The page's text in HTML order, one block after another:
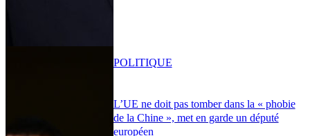
L’UE ne doit pas tomber dans la « phobie
de la Chine », met en garde un député
européen
POLITIQUE